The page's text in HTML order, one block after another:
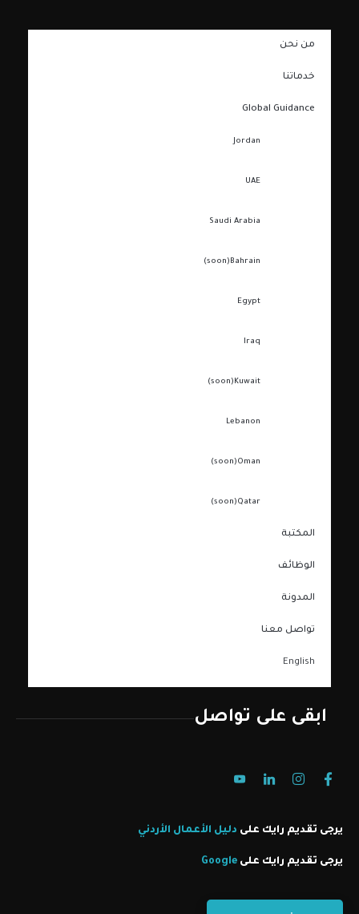
من نحن
خدماتنا
Global Guidance
Jordan
UAE
Saudi Arabia
Bahrain
(soon)
Egypt
Iraq
Kuwait
(soon)
Lebanon
Oman
(soon)
Qatar
(soon)
المكتبة
الوظائف
المدونة
تواصل معنا
English
ابقى على تواصل
يرجى تقديم رايك على دليل الأعمال الأردني
يرجى تقديم رايك على Google